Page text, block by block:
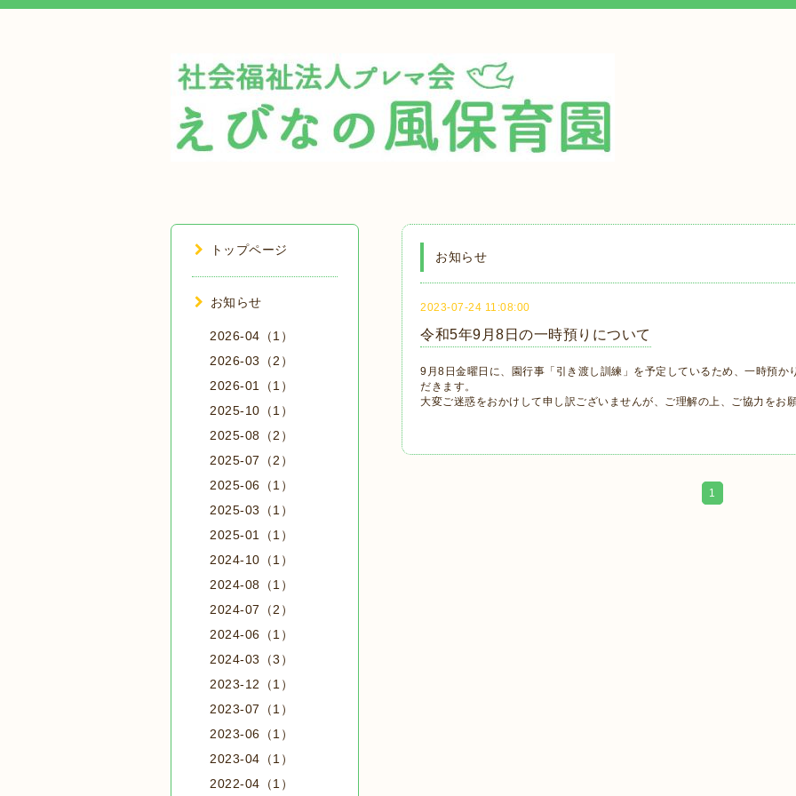
お知らせ
2023-07-24 11:08:00
令和5年9月8日の一時預りについて
9月8日金曜日に、園行事「引き渡し訓練」を予定しているため、一時預か
だきます。
大変ご迷惑をおかけして申し訳ございませんが、ご理解の上、ご協力をお
1
トップページ
お知らせ
2026-04（1）
2026-03（2）
2026-01（1）
2025-10（1）
2025-08（2）
2025-07（2）
2025-06（1）
2025-03（1）
2025-01（1）
2024-10（1）
2024-08（1）
2024-07（2）
2024-06（1）
2024-03（3）
2023-12（1）
2023-07（1）
2023-06（1）
2023-04（1）
2022-04（1）